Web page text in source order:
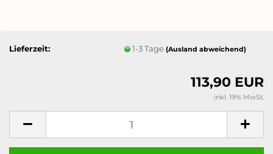
Lieferzeit: 1-3 Tage(Ausland abweichend)
113,90 EUR
inkl. 19% MwSt.